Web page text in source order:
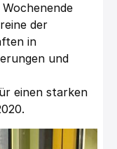
der
in
und
einen starken